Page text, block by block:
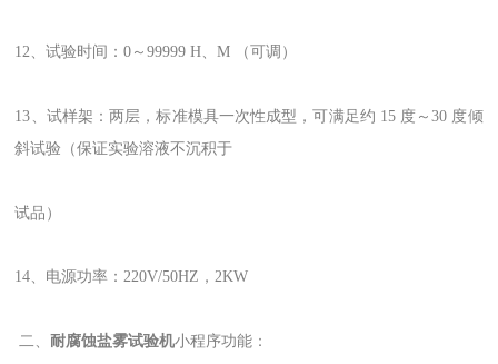
12、试验时间：0～99999 H、M （可调）
13、试样架：两层，标准模具一次性成型，可满足约 15 度～30 度倾
斜试验（保证实验溶液不沉积于
试品）
14、电源功率：220V/50HZ，2KW
二、 耐腐蚀盐雾试验机小程序功能：